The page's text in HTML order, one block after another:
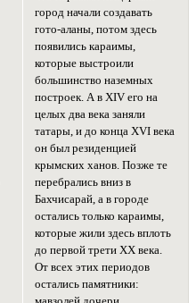
город начали создавать
гото-аланы, потом здесь
появились караимы,
которые выстроили
большинство наземных
построек. А в XIV его на
целых два века заняли
татары, и до конца XVI века
он был резиденцией
крымских ханов. Позже те
перебрались вниз в
Бахчисарай, а в городе
остались только караимы,
которые жили здесь вплоть
до первой трети XX века.
От всех этих периодов
остались памятники: